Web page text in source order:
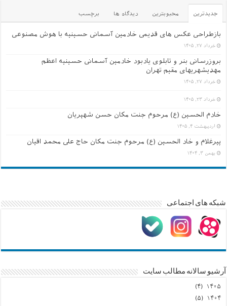
جدیدترین محبوبترین دیدگاه ها برچسب
بازطراحی عکس های قدیمی خادمین آسمانی حسینیه با هوش مصنوعی
خرداد ۲۷, ۱۴۰۵
بروزرسانی بنر و تابلوی یادبود خادمین آسمانی حسینیه اعظم
مهدیشهریهای مقیم تهران
خرداد ۲۷, ۱۴۰۵
خرداد ۲۳, ۱۴۰۵
خادم الحسین (ع) مرحوم جنت مکان حسن شهپریان
اردیبهشت ۴, ۱۴۰۵
پیرغلام و خاد الحسین (ع) مرحوم جنت مکان حاج علی محمد اقیان
بهمن ۳, ۱۴۰۴
شبکه های اجتماعی
آرشیو سالانه مطالب سایت
۱۴۰۵ (۴)
۱۴۰۴ (۵)